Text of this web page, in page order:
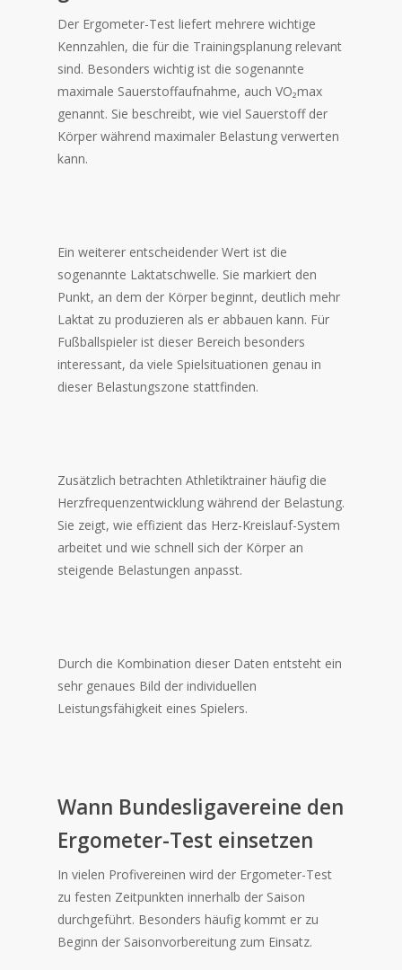
Der Ergometer-Test liefert mehrere wichtige
Kennzahlen, die für die Trainingsplanung relevant
sind. Besonders wichtig ist die sogenannte
maximale Sauerstoffaufnahme, auch VO₂max
genannt. Sie beschreibt, wie viel Sauerstoff der
Körper während maximaler Belastung verwerten
kann.
Ein weiterer entscheidender Wert ist die
sogenannte Laktatschwelle. Sie markiert den
Punkt, an dem der Körper beginnt, deutlich mehr
Laktat zu produzieren als er abbauen kann. Für
Fußballspieler ist dieser Bereich besonders
interessant, da viele Spielsituationen genau in
dieser Belastungszone stattfinden.
Zusätzlich betrachten Athletiktrainer häufig die
Herzfrequenzentwicklung während der Belastung.
Sie zeigt, wie effizient das Herz-Kreislauf-System
arbeitet und wie schnell sich der Körper an
steigende Belastungen anpasst.
Durch die Kombination dieser Daten entsteht ein
sehr genaues Bild der individuellen
Leistungsfähigkeit eines Spielers.
Wann Bundesligavereine den
Ergometer-Test einsetzen
In vielen Profivereinen wird der Ergometer-Test
zu festen Zeitpunkten innerhalb der Saison
durchgeführt. Besonders häufig kommt er zu
Beginn der Saisonvorbereitung zum Einsatz.